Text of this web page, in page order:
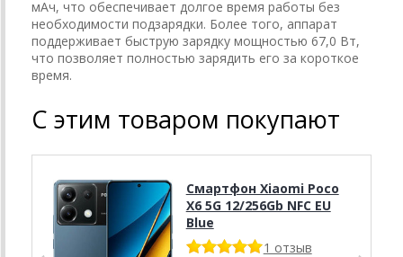
мАч, что обеспечивает долгое время работы без
необходимости подзарядки. Более того, аппарат
поддерживает быструю зарядку мощностью 67,0 Вт,
что позволяет полностью зарядить его за короткое
время.
С этим товаром покупают
Смартфон Xiaomi Poco
X6 5G 12/256Gb NFC EU
Blue
1 отзыв